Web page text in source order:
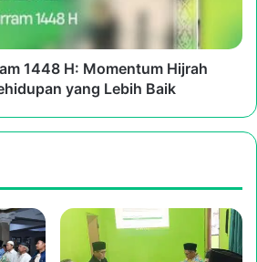
1448 H: Momentum Hijrah
yang Lebih Baik